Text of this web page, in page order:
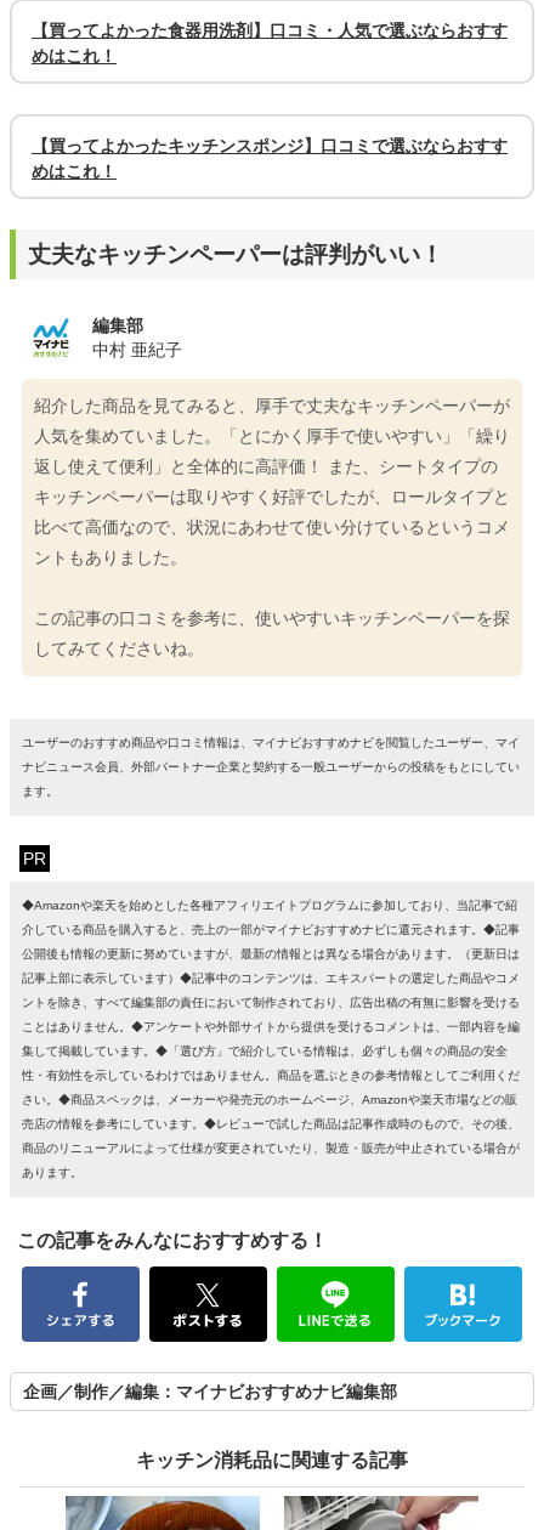
【買ってよかった食器用洗剤】口コミ・人気で選ぶならおすす
めはこれ！
【買ってよかったキッチンスポンジ】口コミで選ぶならおすす
めはこれ！
丈夫なキッチンペーパーは評判がいい！
編集部
中村 亜紀子
紹介した商品を見てみると、厚手で丈夫なキッチンペーパーが
人気を集めていました。「とにかく厚手で使いやすい」「繰り
返し使えて便利」と全体的に高評価！ また、シートタイプの
キッチンペーパーは取りやすく好評でしたが、ロールタイプと
比べて高価なので、状況にあわせて使い分けているというコメ
ントもありました。
この記事の口コミを参考に、使いやすいキッチンペーパーを探
してみてくださいね。
ユーザーのおすすめ商品や口コミ情報は、マイナビおすすめナビを閲覧したユーザー、マイ
ナビニュース会員、外部パートナー企業と契約する一般ユーザーからの投稿をもとにしてい
ます。
PR
◆Amazonや楽天を始めとした各種アフィリエイトプログラムに参加しており、当記事で紹
介している商品を購入すると、売上の一部がマイナビおすすめナビに還元されます。◆記事
公開後も情報の更新に努めていますが、最新の情報とは異なる場合があります。（更新日は
記事上部に表示しています）◆記事中のコンテンツは、エキスパートの選定した商品やコメ
ントを除き、すべて編集部の責任において制作されており、広告出稿の有無に影響を受ける
ことはありません。◆アンケートや外部サイトから提供を受けるコメントは、一部内容を編
集して掲載しています。◆「選び方」で紹介している情報は、必ずしも個々の商品の安全
性・有効性を示しているわけではありません。商品を選ぶときの参考情報としてご利用くだ
さい。◆商品スペックは、メーカーや発売元のホームページ、Amazonや楽天市場などの販
売店の情報を参考にしています。◆レビューで試した商品は記事作成時のもので、その後、
商品のリニューアルによって仕様が変更されていたり、製造・販売が中止されている場合が
あります。
この記事をみんなにおすすめする！
企画／制作／編集：マイナビおすすめナビ編集部
キッチン消耗品に関連する記事